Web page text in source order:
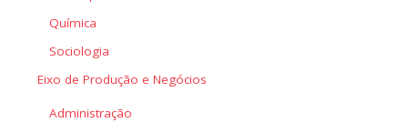
Química
Sociologia
Eixo de Produção e Negócios
Administração